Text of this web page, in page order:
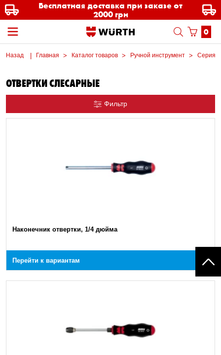
Бесплатная доставка при заказе от
2000 грн
0
Назад Главная Каталог товаров Ручной инструмент Серия
ОТВЕРТКИ СЛЕСАРНЫЕ
Фильтр
Наконечник отвертки, 1/4 дюйма
Перейти к вариантам